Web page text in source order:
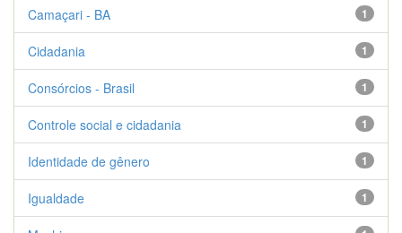
1
Camaçari - BA
1
Cidadania
1
Consórcios - Brasil
1
Controle social e cidadania
1
Identidade de gênero
1
Igualdade